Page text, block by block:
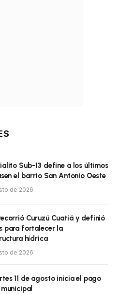
Sub-13 define a los últimos
el barrio San Antonio Oeste
de 2026
Curuzú Cuatiá y definió
para fortalecer la
hídrica
de 2026
11 de agosto inicia el pago